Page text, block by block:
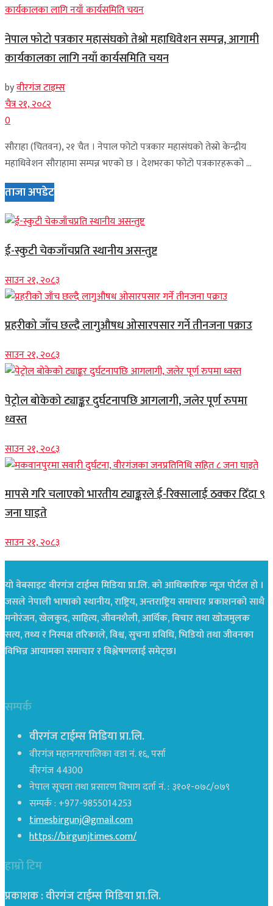
नेपाल फोटो पत्रकार महासंघको तेश्रो महाधिवेशन सम्पन्न, आगामी
कार्यकालका लागि नयाँ कार्यसमिति चयन
byवीरगंज टाइम्स
चैत्र २१, २०८२
0
सौराहा (चितवन), २१ चैत । नेपाल फोटो पत्रकार महासंघको तेस्रो केन्द्रीय
महाधिवेशन सौराहामा सम्पन्न भएको छ । देशभरका फोटो पत्रकारहरूको ...
ताजा अपडेट
ई-स्कुटी चेकजाँचप्रति स्थानीय असन्तुष्ट
साउन २१, २०८३
प्रहरीको जाँच छल्दै लागुऔषध ओसारपसार गर्ने तीनजना पक्राउ
साउन २१, २०८३
पेट्रोल बोकेको ट्याङ्कर दुर्घटनापछि आगलागी, जलेर पूर्ण रुपमा
ध्वस्त
साउन २१, २०८३
मापसे गरि चलाएको भारतीय ट्याङ्करले ई-रिक्सालाई ठक्कर दिँदा ९
जना घाइते
साउन २१, २०८३
यो वेबसाइट वीरगंज टाईम्स मिडिया प्रा.लि. को आधिकारिक न्यूज पोर्टल हो ।
जसले नेपाली भाषाको स्थानीय, राष्ट्रिय, अन्तराष्ट्रिय समाचार प्रकाशनको साथै
मनोरंजन, खेलकुद, साहित्य, जीवनशैली, आर्थिक, बिचार तथा खोजमुलक
सत्य, तथ्य र निस्पक्ष तरिकाले, विश्व, सुचना प्रविधि, भिडियो तथा जीवनका
विभिन्न आयामका समाचार र विश्लेषणलाई समेट्छ।
सम्पर्क
वीरगंज टाईम्स मिडिया प्रा.लि.
वीरगंज महानगरपालिका वडा नं. १६, पर्सा
वीरगंज 44300
नेपाल सूचना तथा प्रसारण विभाग दर्ता नं. : ३१०१-०७८/०७९
सम्पर्क : +977-9855014253
timesbirgunj@gmail.com
https://birgunjtimes.com/
हाम्रो टिम
प्रकाशक : वीरगंज टाईम्स मिडिया प्रा‍.लि.